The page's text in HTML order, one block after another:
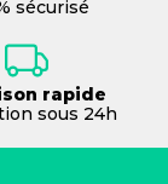
sécurisé
rapide
sous 24h